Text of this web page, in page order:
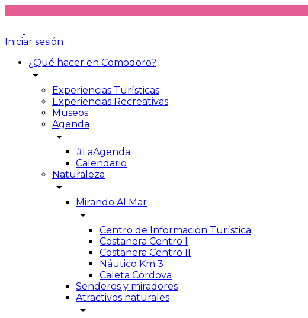
Iniciar sesión
¿Qué hacer en Comodoro?
arrow_drop_down
Experiencias Turísticas
Experiencias Recreativas
Museos
Agenda
arrow_drop_down
#LaAgenda
Calendario
Naturaleza
arrow_drop_down
Mirando Al Mar
arrow_drop_down
Centro de Información Turística
Costanera Centro I
Costanera Centro II
Náutico Km 3
Caleta Córdova
Senderos y miradores
Atractivos naturales
arrow_drop_down